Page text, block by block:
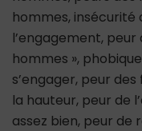
hommes, insécurité
l’engagement, peur
hommes »,
s’engager, peur
la hauteur, peur de
assez bien, peur de